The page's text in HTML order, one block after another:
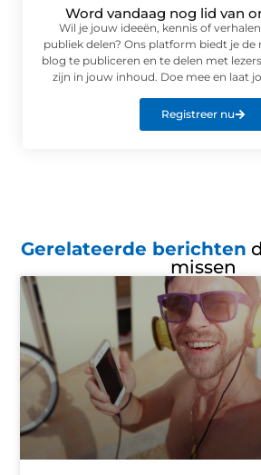
Word vandaag nog lid van
Wil je jouw ideeën, kennis of
publiek delen? Ons platform biedt je
blog te publiceren en te delen met
zijn in jouw inhoud. Doe mee en laat
Registreer nu
Gerelateerde berichten
missen